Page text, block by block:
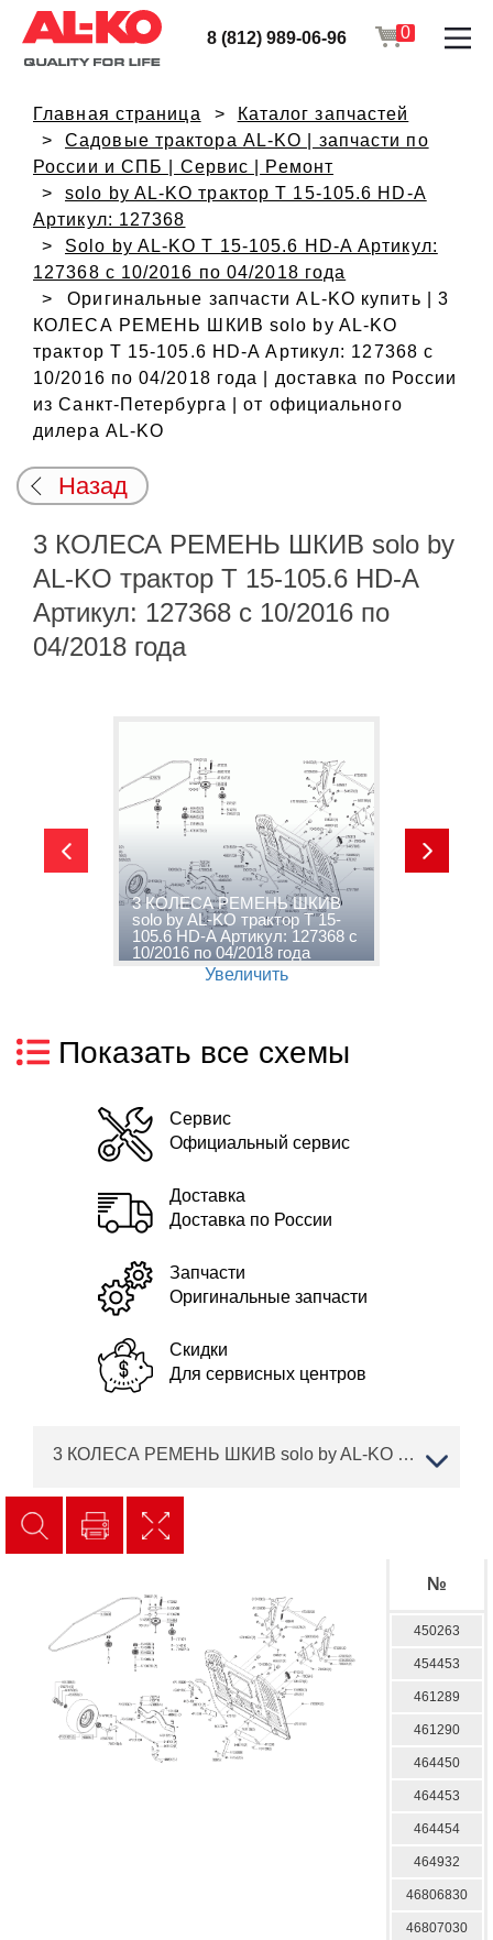
8 (812) 989-06-96 0
Главная страница
Каталог запчастей
Садовые трактора AL-KO | запчасти по
России и СПБ | Сервис | Ремонт
solo by AL-KO трактор T 15-105.6 HD-A
Артикул: 127368
Solo by AL-KO T 15-105.6 HD-A Артикул:
127368 с 10/2016 по 04/2018 года
Оригинальные запчасти AL-KO купить | 3
КОЛЕСА РЕМЕНЬ ШКИВ solo by AL-KO
трактор T 15-105.6 HD-A Артикул: 127368 с
10/2016 по 04/2018 года | доставка по России
из Санкт-Петербурга | от официального
дилера AL-KO
Назад
3 КОЛЕСА РЕМЕНЬ ШКИВ solo by
AL-KO трактор T 15-105.6 HD-A
Артикул: 127368 с 10/2016 по
04/2018 года
3 КОЛЕСА РЕМЕНЬ ШКИВ
solo by AL-KO трактор T 15-
105.6 HD-A Артикул: 127368 с
10/2016 по 04/2018 года
Увеличить
Показать все схемы
Сервис
Официальный сервис
Доставка
Доставка по России
Запчасти
Оригинальные запчасти
Скидки
Для сервисных центров
3 КОЛЕСА РЕМЕНЬ ШКИВ solo by AL-KO трактор T 15-105.6 HD-A Артикул: 127368 с 10/2016 по 04/2018 года
№
450263
454453
461289
461290
464450
464453
464454
464932
46806830
46807030